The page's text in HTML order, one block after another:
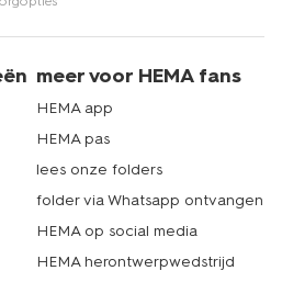
Dat is echt HEMA.
meer voor HEMA fans
HEMA app
HEMA pas
lees onze folders
folder via Whatsapp ontvangen
HEMA op social media
HEMA herontwerpwedstrijd